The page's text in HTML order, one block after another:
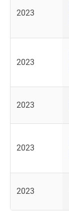
2023
2023
2023
2023
2023